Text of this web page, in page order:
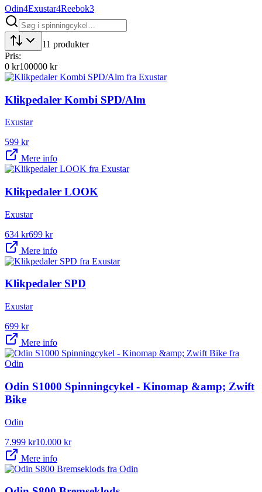
Odin4Exustar4Reebok3
11 produkter
Pris:
0 kr100000 kr
Klikpedaler Kombi SPD/Alm
Exustar
599 kr
Mere info
Klikpedaler LOOK
Exustar
634 kr699 kr
Mere info
Klikpedaler SPD
Exustar
699 kr
Mere info
Odin S1000 Spinningcykel - Kinomap &amp; Zwift
Bike
Odin
7.999 kr10.000 kr
Mere info